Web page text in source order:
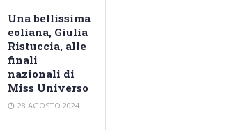
Una bellissima
eoliana, Giulia
Ristuccia, alle
finali
nazionali di
Miss Universo
28 AGOSTO 2024